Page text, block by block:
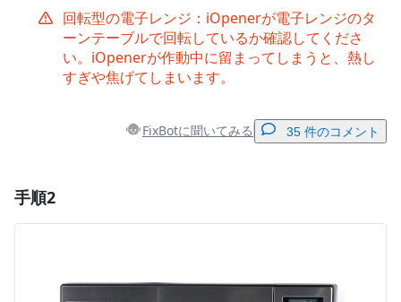
回転型の電子レンジ：iOpenerが電子レンジのタ
ーンテーブルで回転しているか確認してくださ
い。iOpenerが作動中に留まってしまうと、熱し
すぎや焦げてしまいます。
FixBotに聞いてみる 35 件のコメント
手順2